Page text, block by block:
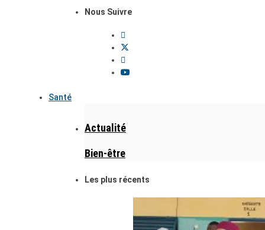
Nous Suivre
Santé
Actualité
Bien-être
Les plus récents